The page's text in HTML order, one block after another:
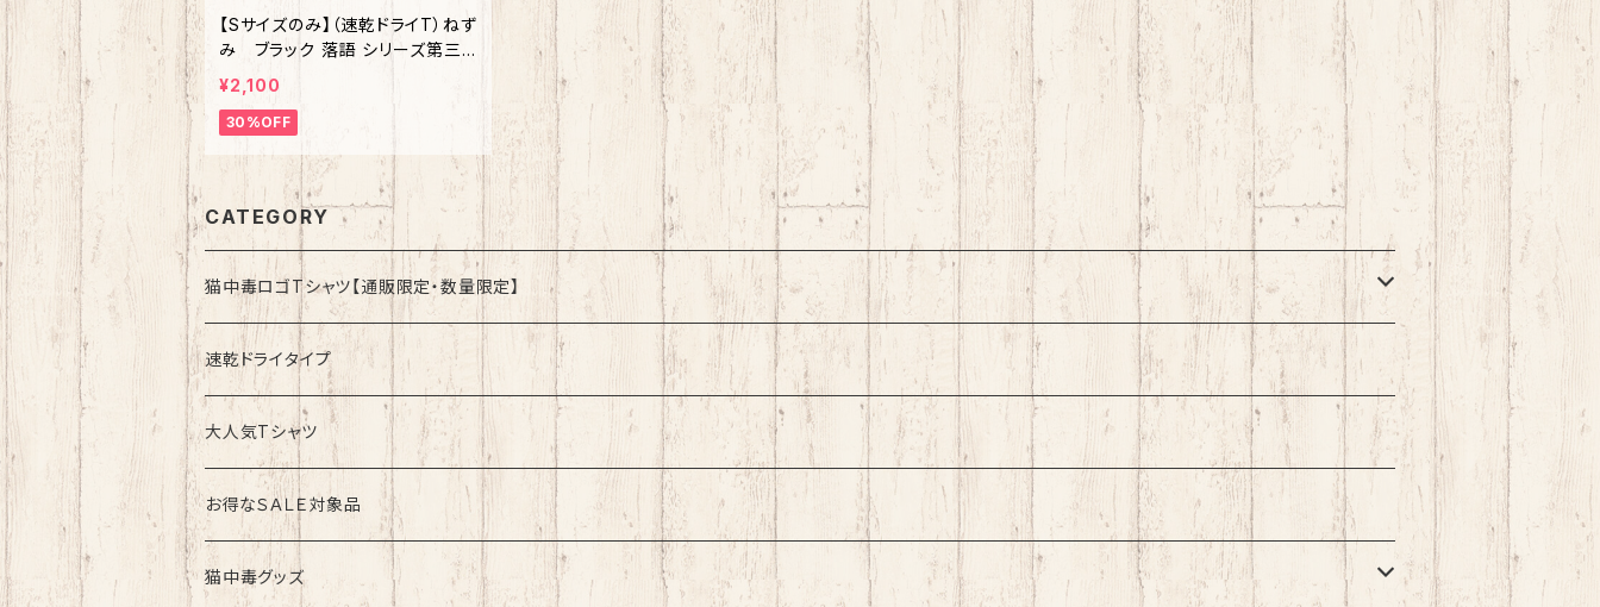
【Sサイズのみ】（速乾ドライT）ねず
み ブラック 落語 シリーズ第三
弾
¥2,100
30%OFF
CATEGORY
猫中毒ロゴTシャツ【通販限定・数量限定】
速乾ドライタイプ
綿100%ノーマルタイプ
速乾ドライタイプ
大人気Tシャツ
お得なＳＡＬＥ対象品
猫中毒グッズ